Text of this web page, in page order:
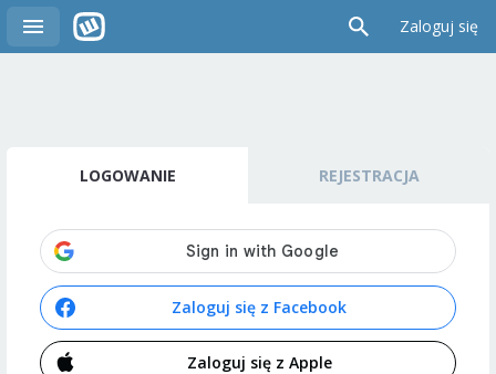
Zaloguj się
LOGOWANIE REJESTRACJA
Zaloguj się z Facebook
Zaloguj się z Apple